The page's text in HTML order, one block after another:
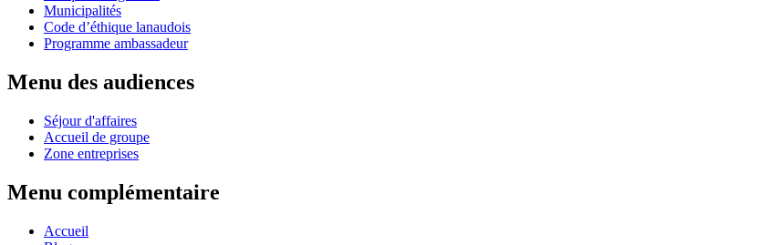
Municipalités
Code d’éthique lanaudois
Programme ambassadeur
Menu des audiences
Séjour d'affaires
Accueil de groupe
Zone entreprises
Menu complémentaire
Accueil